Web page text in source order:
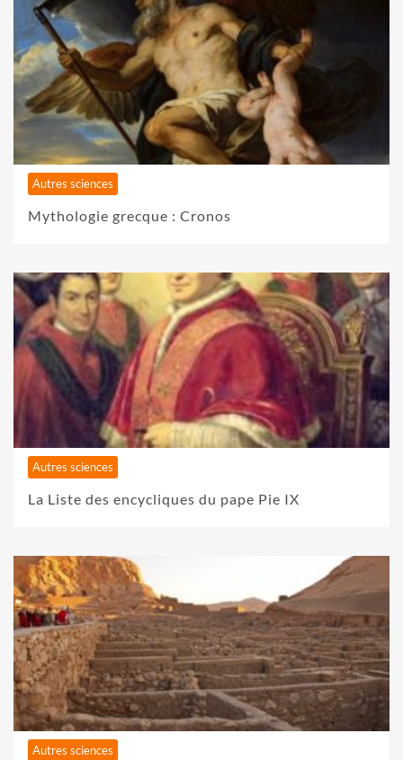
Autres sciences
Mythologie grecque : Cronos
Autres sciences
La Liste des encycliques du pape Pie IX
Autres sciences